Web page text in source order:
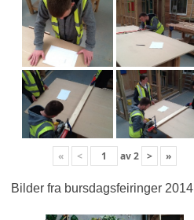
« < av2 > »
Bilder fra bursdagsfeiringer 2014